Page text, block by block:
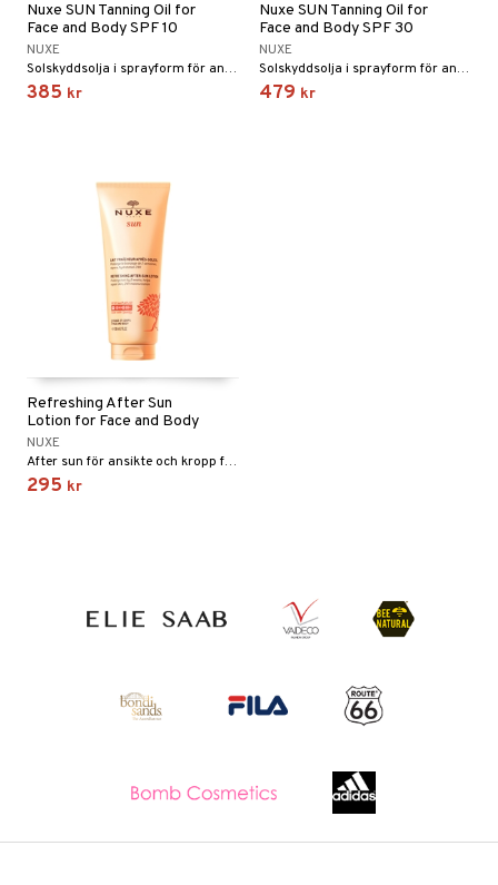
Nuxe SUN Tanning Oil for
Face and Body SPF 10
NUXE
Solskyddsolja i sprayform för ansikte och kropp med SPF 10 från Nuxe
385 kr
Nuxe SUN Tanning Oil for
Face and Body SPF 30
NUXE
Solskyddsolja i sprayform för ansikte och kropp med SPF 30 från Nuxe
479 kr
Refreshing After Sun
Lotion for Face and Body
NUXE
After sun för ansikte och kropp från Nuxe
295 kr